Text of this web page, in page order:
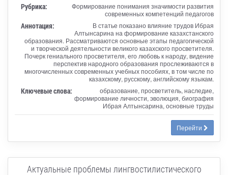
Рубрика:
Формирование понимания значимости развития
современных компетенций педагогов
Аннотация:
В статье показано влияние трудов Ибрая
Алтынсарина на формирование казахстанского
образования. Рассматриваются основные этапы педагогической
и творческой деятельности великого казахского просветителя.
Почерк гениального просветителя, его любовь к народу, видение
перспектив народного образования прослеживаются в
многочисленных современных учебных пособиях, в том числе по
казахскому, русскому, английскому языкам.
Ключевые слова:
образование, просветитель, наследие,
формирование личности, эволюция, биография
Ибрая Алтынсарина, основные труды
Перейти
Актуальные проблемы лингвостилистического